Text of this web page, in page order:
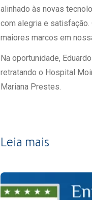
alinhado às novas
com alegria e
maiores marcos em
Na oportunidade,
retratando o Hospital
Mariana Prestes.
Leia mais